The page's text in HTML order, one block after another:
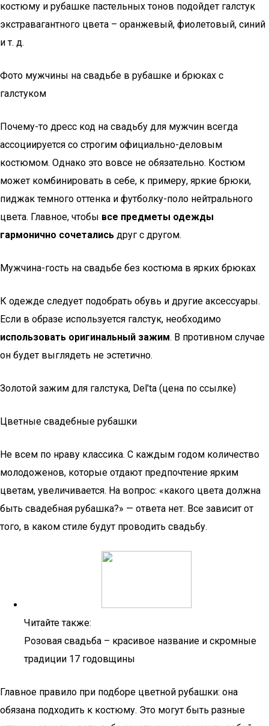
костюму и рубашке пастельных тонов подойдет галстук
экстравагантного цвета – оранжевый, фиолетовый, синий
и т. д.
Фото мужчины на свадьбе в рубашке и брюках с
галстуком
Почему-то дресс код на свадьбу для мужчин всегда
ассоциируется со строгим официально-деловым
костюмом. Однако это вовсе не обязательно. Костюм
может комбинировать в себе, к примеру, яркие брюки,
пиджак темного оттенка и футболку-поло нейтрального
цвета. Главное, чтобы все предметы одежды
гармонично сочетались друг с другом.
Мужчина-гость на свадьбе без костюма в ярких брюках
К одежде следует подобрать обувь и другие аксессуары.
Если в образе используется галстук, необходимо
использовать оригинальный зажим. В противном случае
он будет выглядеть не эстетично.
Золотой зажим для галстука, Del’ta (цена по ссылке)
Цветные свадебные рубашки
Не всем по нраву классика. С каждым годом количество
молодоженов, которые отдают предпочтение ярким
цветам, увеличивается. На вопрос: «какого цвета должна
быть свадебная рубашка?» — ответа нет. Все зависит от
того, в каком стиле будут проводить свадьбу.
Читайте также:
Розовая свадьба – красивое название и скромные
традиции 17 годовщины
Главное правило при подборе цветной рубашки: она
обязана подходить к костюму. Это могут быть разные